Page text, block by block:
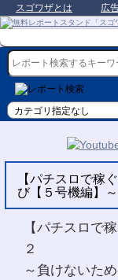
スゴワザとは 広
【パチスロで
び【５号機編】～
【パチスロで
２
～負けないた